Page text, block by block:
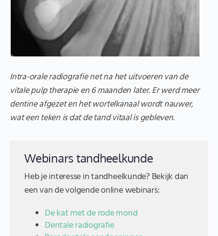
Intra-orale radiografie net na het uitvoeren van de
vitale pulp therapie en 6 maanden later. Er werd meer
dentine afgezet en het wortelkanaal wordt nauwer,
wat een teken is dat de tand vitaal is gebleven.
Webinars tandheelkunde
Heb je interesse in tandheelkunde? Bekijk dan
een van de volgende online webinars:
De kat met de rode mond
Dentale radiografie